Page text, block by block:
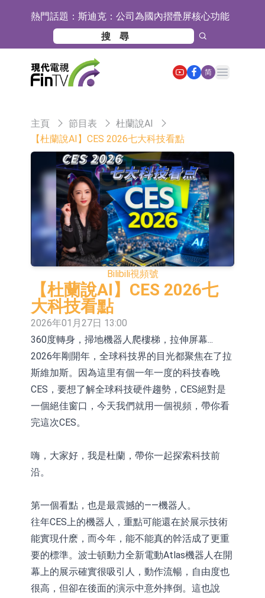
熱門話題： 斯迪克：公司為國內摺疊屏核心功能
材料供應商
恒瑞醫藥：公司已在中國獲批上市26
款1類創新藥、6款2類新藥
聚辰股份：公司VPD芯片已順利通過
目標客戶的測試認證
上期所：7月份對11個實際控制關系
江總部物業服務項目
亞太股份：公司是零跑汽車和
Stellantis集團的供應商
理工雷科面向邊緣AI場景推出"山
海"系列智算模組 系列產品基於國產
CPU與GPU構建
【異動股】醫療研發外包板塊拉升，
博騰股份(300363.CN)漲20.02%
日韓股市收盤雙雙下跌
依米康：海外交付以東南亞、中東市
場為主 並已取得歐美相關認證
上交所：財通多策略福鑫定期開放靈
活配置混合型發起式證券投資基金臨
時停牌
上交所：景順長城全球半導體芯片產
業股票型證券投資基金臨時停牌
【異動股】港股跌幅榜前十，卡森國
際(00496.HK)跌22.40%，九福來
(08611.HK)跌21.01%
【異動股】港股漲幅榜前十，拿森科
技(02261.HK)漲+75.05%，辰興發展
(02286.HK)漲+64.91%
神火股份：新疆神火鋁水轉化率已
100%
【異動股】焦炭Ⅲ板塊下挫，陝西黑
貓(601015.CN)跌8.38%
浙江證監局對財通證券股份有限公司
科技(02261.HK)漲+64.11%
简
Open main menu
主頁 節目表
杜蘭說AI
【杜蘭說AI】CES 2026七大科技看點
Bilibili視頻號
【杜蘭說AI】CES 2026七
大科技看點
2026年01月27日 13:00
360度轉身，掃地機器人爬樓梯，拉伸屏幕...
2026年剛開年，全球科技界的目光都聚焦在了拉
斯維加斯。因為這里有個一年一度的科技春晚
CES，要想了解全球科技硬件趨勢，CES絕對是
一個絕佳窗口，今天我們就用一個視頻，帶你看
完這次CES。
嗨，大家好，我是杜蘭，帶你一起探索科技前
沿。
第一個看點，也是最震撼的——機器人。
往年CES上的機器人，重點可能還在於展示技術
能實現什麽，而今年，能不能真的幹活成了更重
要的標準。波士頓動力全新電動Atlas機器人在開
幕上的展示確實很吸引人，動作流暢，自由度也
很高，但卻在後面的演示中意外摔倒。這也說